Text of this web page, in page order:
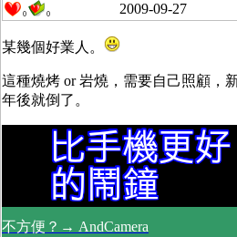
0 0 2009-09-27
某幾個好業人。
這種燒烤 or 岩燒，需要自己照顧，
年後就倒了。
不方便？→ AndCamera